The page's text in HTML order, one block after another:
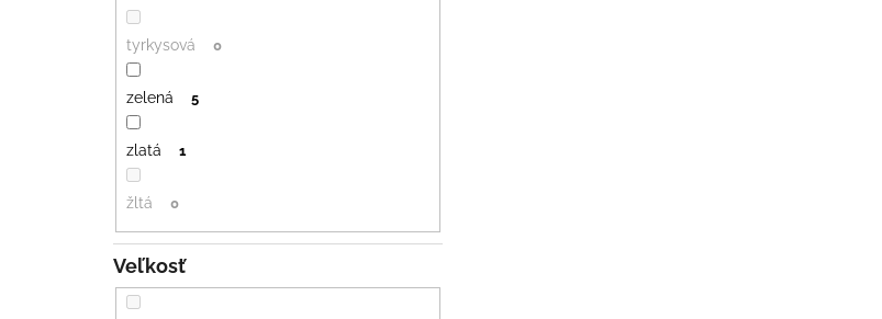
tyrkysová 0
zelená 5
zlatá 1
žltá 0
Veľkosť